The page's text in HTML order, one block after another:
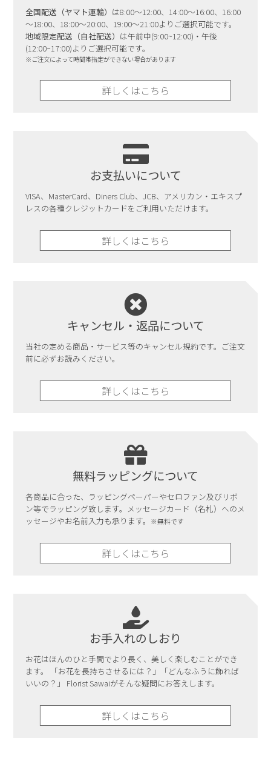
全国配送（ヤマト運輸） は8:00～12:00、14:00～16:00、16:00
～18:00、18:00～20:00、19:00～21:00よりご選択可能です。
地域限定配送（自社配送） は午前中(9:00~12:00)・午後
(12:00~17:00)よりご選択可能です。
※ご注文によって時間帯指定ができない場合があります
詳しくはこちら
お支払いについて
VISA、MasterCard、Diners Club、JCB、アメリカン・エキスプ
レスの各種クレジットカードをご利用いただけます。
詳しくはこちら
詳しくはこちら
キャンセル・返品について
当社の定める商品・サービス等のキャンセル規約です。ご注文
前に必ずお読みください。
詳しくはこちら
無料ラッピングについて
各商品に合った、ラッピングペーパーやセロファン及びリボ
ン等でラッピング致します。メッセージカード（名札）へのメ
ッセージやお名前入力も承ります。
※無料です
詳しくはこちら
お手入れのしおり
お花はほんのひと手間でより長く、美しく楽しむことができ
ます。 「お花を長持ちさせるには？」「どんなふうに飾れば
いいの？」 Florist Sawaiがそんな疑問にお答えします。
詳しくはこちら